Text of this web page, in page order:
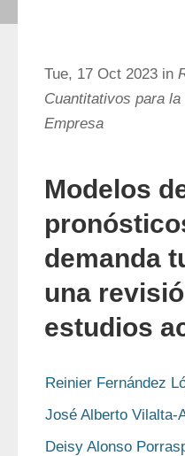
Tue, 17 Oct 2023 in
Cuantitativos para
Empresa
Modelos
demanda
una
estudios
Reinier Fernández
José Alberto Vilalta-
Deisy Alonso